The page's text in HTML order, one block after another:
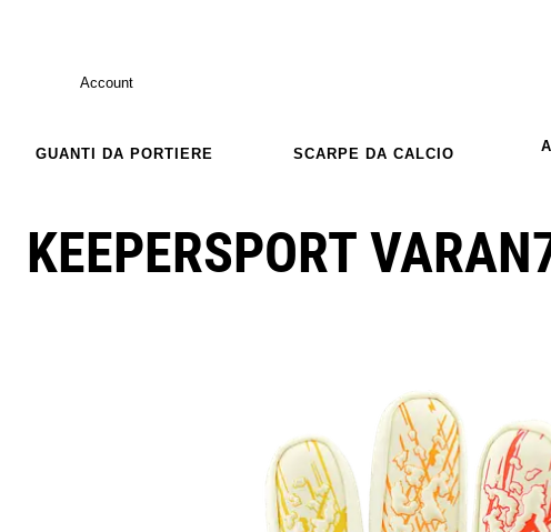
Account
GUANTI DA PORTIERE SCARPE DA CALCIO
KEEPERSPORT